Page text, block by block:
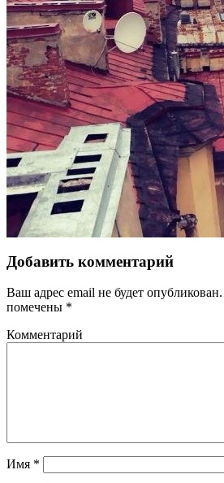
Добавить комментарий
Ваш адрес email не будет опубликован.
помечены *
Комментарий
Имя *